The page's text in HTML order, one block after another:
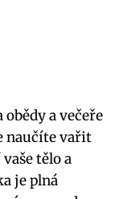
a večeře
naučíte vařit
tělo a
je plná